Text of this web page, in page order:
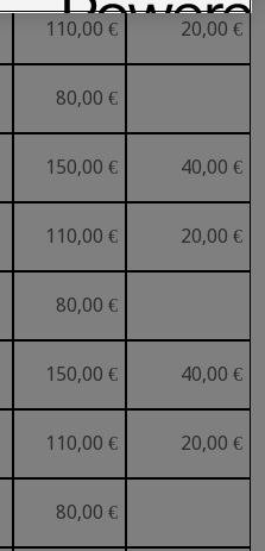
110,00 € 20,00 €
80,00 €
150,00 € 40,00 €
110,00 € 20,00 €
80,00 €
150,00 € 40,00 €
110,00 € 20,00 €
80,00 €